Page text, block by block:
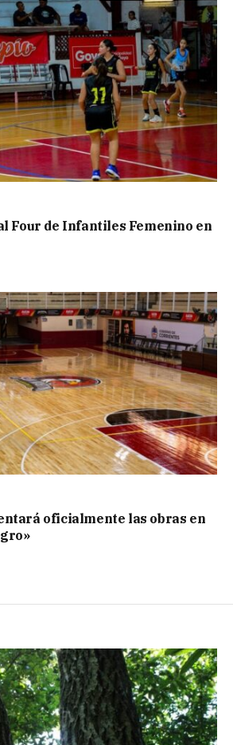
Four de Infantiles Femenino en
oficialmente las obras en